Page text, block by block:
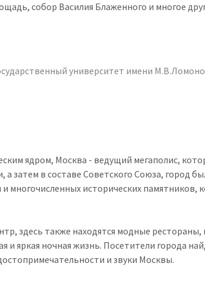
собор Василия Блаженного и многое
университет имени
ядром, Москва - ведущий мегаполис,
затем в составе Советского Союза, город
многочисленных исторических памятников,
здесь также находятся модные рестораны,
и яркая ночная жизнь. Посетители города
и звуки Москвы.